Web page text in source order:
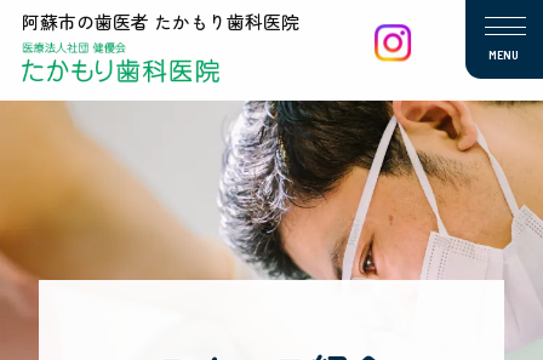
阿蘇市の歯医者 たかもり歯科医院
MENU